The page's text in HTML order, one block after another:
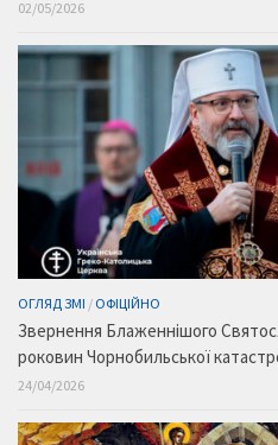
02/05/2026
ОГЛЯД ЗМІ / ОФІЦІЙНО
Звернення Блаженнішого
роковин Чорнобильської
24/04/2026